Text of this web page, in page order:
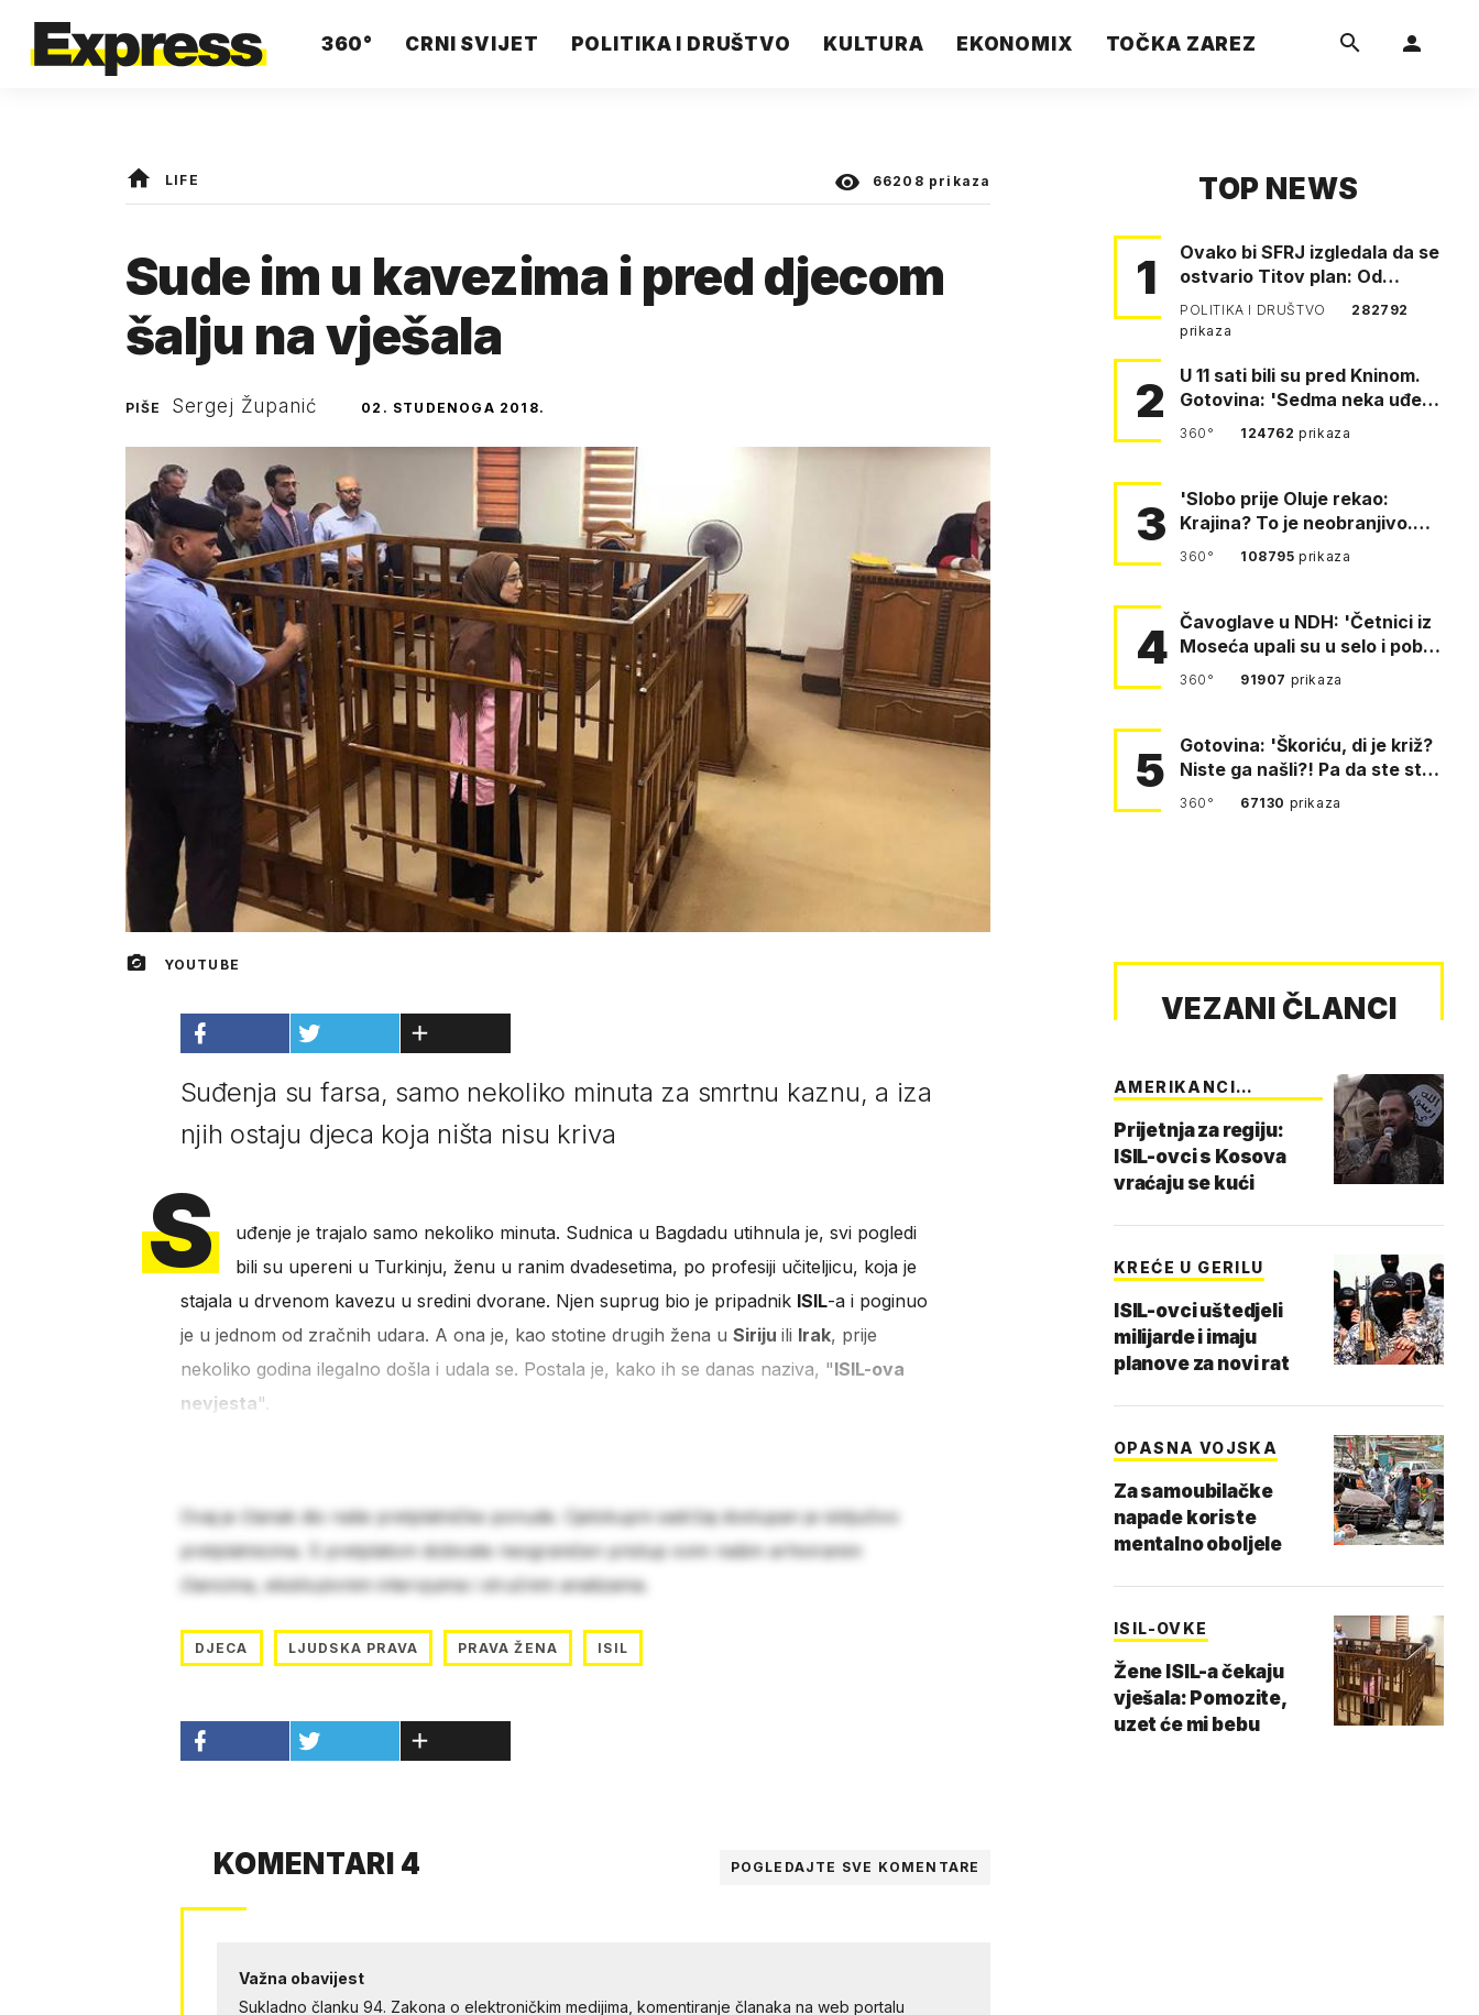
360° CRNI SVIJET POLITIKA I DRUŠTVO KULTURA EKONOMIX TOČKA ZAREZ
LIFE 66208 prikaza
Sude im u kavezima i pred djecom
šalju na vješala
PIŠE Sergej Županić 02. STUDENOGA 2018.
YOUTUBE
Suđenja su farsa, samo nekoliko minuta za smrtnu kaznu, a iza
njih ostaju djeca koja ništa nisu kriva
S
uđenje je trajalo samo nekoliko minuta. Sudnica u Bagdadu utihnula je, svi pogledi
bili su upereni u Turkinju, ženu u ranim dvadesetima, po profesiji učiteljicu, koja je
stajala u drvenom kavezu u sredini dvorane. Njen suprug bio je pripadnik ISIL-a i poginuo
je u jednom od zračnih udara. A ona je, kao stotine drugih žena u Siriju ili Irak, prije
nekoliko godina ilegalno došla i udala se. Postala je, kako ih se danas naziva, "ISIL-ova
nevjesta".
Ovaj je članak dio naše pretplatničke ponude. Cjelokupni sadržaj dostupan je isključivo
pretplatnicima. S pretplatom dobivate neograničen pristup svim našim arhiviranim
člancima, ekskluzivnim intervjuima i stručnim analizama.
DJECA LJUDSKA PRAVA PRAVA ŽENA ISIL
KOMENTARI 4 POGLEDAJTE SVE KOMENTARE
Važna obavijest
Sukladno članku 94. Zakona o elektroničkim medijima, komentiranje članaka na web portalu
TOP NEWS
1
Ovako bi SFRJ izgledala da se
ostvario Titov plan: Od
Klagenfurta do Istanbula!
POLITIKA I DRUŠTVO
282792
prikaza
2
U 11 sati bili su pred Kninom.
Gotovina: 'Sedma neka uđe,
4. gardijska neka g…
360° 124762prikaza
3
'Slobo prije Oluje rekao:
Krajina? To je neobranjivo.
Tuđmana zvao Krivousti'
360° 108795prikaza
4 Čavoglave u NDH: 'Četnici iz
Moseća upali su u selo i pobili
obitelj Perković'
360° 91907 prikaza
5
Gotovina: 'Škoriću, di je križ?
Niste ga našli?! Pa da ste stali
i pitali fratr…
360° 67130 prikaza
VEZANI ČLANCI
AMERIKANCI
Prijetnja za regiju:
ISIL-ovci s Kosova
vraćaju se kući
KREĆE U GERILU
ISIL-ovci uštedjeli
milijarde i imaju
planove za novi rat
OPASNA VOJSKA
Za samoubilačke
napade koriste
mentalno oboljele
ISIL-OVKE
Žene ISIL-a čekaju
vješala: Pomozite,
uzet će mi bebu